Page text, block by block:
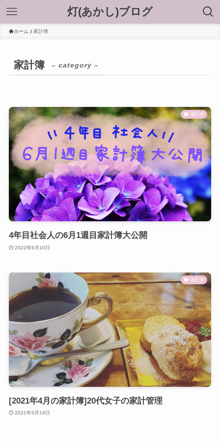
灯(あかし)ブログ
ホーム 家計簿
家計簿 – category –
家計簿
4年目社会人の6月1週目家計簿大公開
2022年6月10日
家計簿
[2021年4月の家計簿]20代女子の家計管理
2021年5月19日